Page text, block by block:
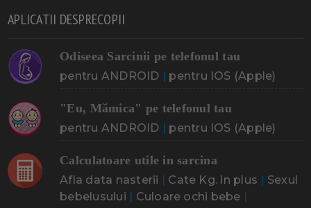
APLICATII DESPRECOPII
Odiseea Sarcinii pe telefonul tau
pentru ANDROID pentru IOS (Apple)
"Eu, Mămica" pe telefonul tau
pentru ANDROID pentru IOS (Apple)
Calculatoare utile in sarcina
Afla data nasterii Cate Kg. in plus
Sexul
bebelusului
Culoare ochi bebe